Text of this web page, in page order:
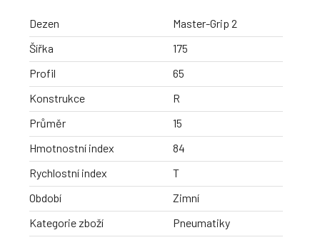
Dezen
Master-Grip 2
Šířka
175
Profil
65
Konstrukce
R
Průměr
15
Hmotnostní index
84
Rychlostní index
T
Období
Zimní
Kategorie zboží
Pneumatiky